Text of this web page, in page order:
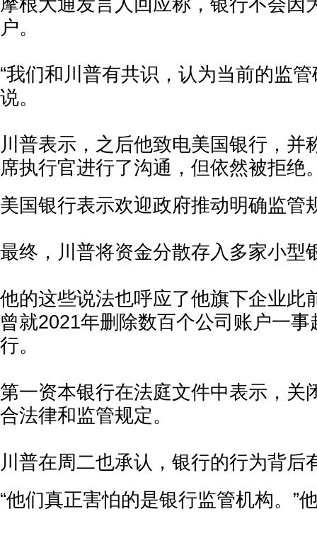
摩根大通发言人回应称，银行不会因
户。
“我们和川普有共识，认为当前的监
说。
川普表示，之后他致电美国银行，并
席执行官进行了沟通，但依然被拒绝
美国银行表示欢迎政府推动明确监管
最终，川普将资金分散存入多家小型
他的这些说法也呼应了他旗下企业此
曾就2021年删除数百个公司账户一
行。
第一资本银行在法庭文件中表示，关
合法律和监管规定。
川普在周二也承认，银行的行为背后
“他们真正害怕的是银行监管机构。”